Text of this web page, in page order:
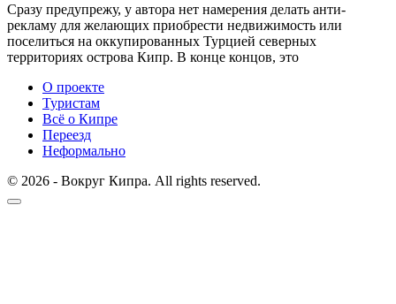
Сразу предупрежу, у автора нет намерения делать анти-
рекламу для желающих приобрести недвижимость или
поселиться на оккупированных Турцией северных
территориях острова Кипр. В конце концов, это
О проекте
Туристам
Всё о Кипре
Переезд
Неформально
© 2026 - Вокруг Кипра. All rights reserved.